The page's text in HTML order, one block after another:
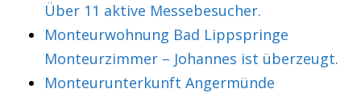
Über 11 aktive Messebesucher.
Monteurwohnung Bad Lippspringe
Monteurzimmer – Johannes ist überzeugt.
Monteurunterkunft Angermünde